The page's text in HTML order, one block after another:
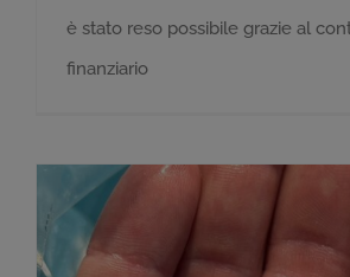
è stato reso possibile grazie al
finanziario